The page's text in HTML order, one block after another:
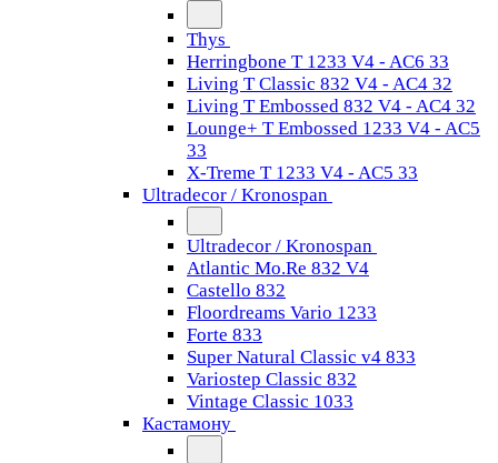
Thys
Herringbone T 1233 V4 - AC6 33
Living T Classic 832 V4 - AC4 32
Living T Embossed 832 V4 - AC4 32
Lounge+ T Embossed 1233 V4 - AC5
33
X-Treme T 1233 V4 - AC5 33
Ultradecor / Kronospan
Ultradecor / Kronospan
Atlantic Mo.Re 832 V4
Castello 832
Floordreams Vario 1233
Forte 833
Super Natural Classic v4 833
Variostep Classic 832
Vintage Classic 1033
Кастамону